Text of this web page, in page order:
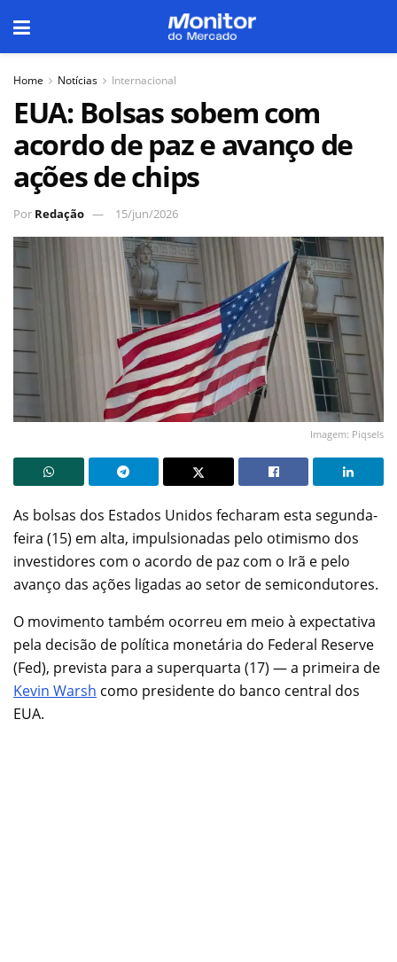
Home Notícias Internacional
EUA: Bolsas sobem com
acordo de paz e avanço de
ações de chips
Por Redação 15/jun/2026
Imagem: Piqsels
As bolsas dos Estados Unidos fecharam esta segunda-
feira (15) em alta, impulsionadas pelo otimismo dos
investidores com o acordo de paz com o Irã e pelo
avanço das ações ligadas ao setor de semicondutores.
O movimento também ocorreu em meio à expectativa
pela decisão de política monetária do Federal Reserve
(Fed), prevista para a superquarta (17) — a primeira de
Kevin Warsh como presidente do banco central dos
EUA.